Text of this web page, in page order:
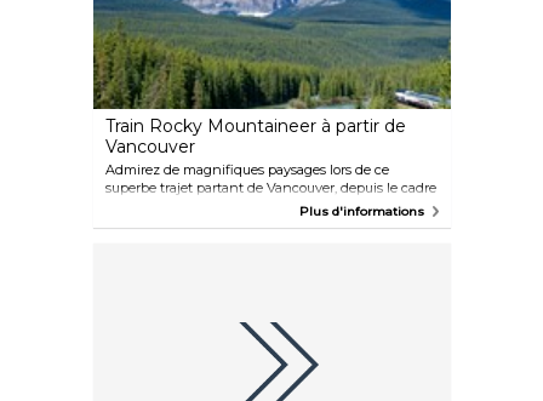
Train Rocky Mountaineer à partir de
Vancouver
Admirez de magnifiques paysages lors de ce
superbe trajet partant de Vancouver, depuis le cadre
luxueux de votre wagon. Tous les itinéraires se font
de jour afin que les passagers puissent admirer la
Plus d'informations